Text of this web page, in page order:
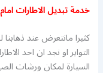
خدمة تبديل الاطارات
كثيرا مانتعرض عند
التواير او نجد ان احد
السيارة لمكان ورشات